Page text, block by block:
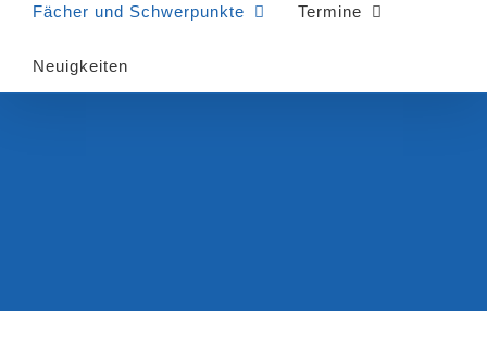
Fächer und Schwerpunkte Termine
Neuigkeiten